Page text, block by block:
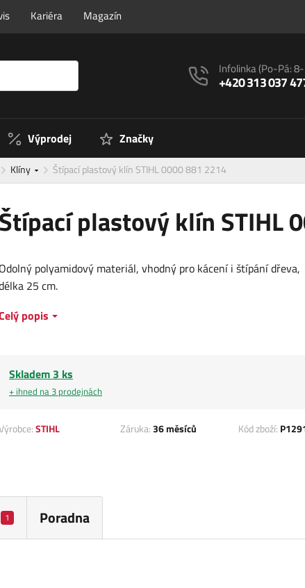
Kariéra Magazín
Infolinka(Po-Pá:
+420 313 037
Výprodej Značky
Klíny Štípací plastový klín STIHL 0000 881 2214
Štípací plastový klín STIHL
Odolný polyamidový materiál, vhodný pro kácení i štípání dřeva,
25 cm.
popis
Skladem 3 ks
+ ihned na 3 prodejnách
STIHL Záruka:36 měsíců Kód zboží:
1 Poradna